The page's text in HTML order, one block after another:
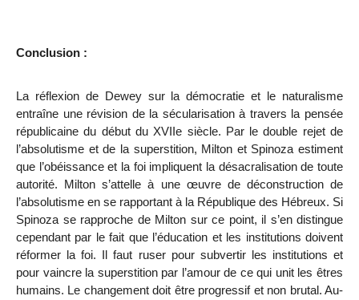
Conclusion :
La réflexion de Dewey sur la démocratie et le naturalisme
entraîne une révision de la sécularisation à travers la pensée
républicaine du début du XVIIe siècle. Par le double rejet de
l’absolutisme et de la superstition, Milton et Spinoza estiment
que l’obéissance et la foi impliquent la désacralisation de toute
autorité. Milton s’attelle à une œuvre de déconstruction de
l’absolutisme en se rapportant à la République des Hébreux. Si
Spinoza se rapproche de Milton sur ce point, il s’en distingue
cependant par le fait que l’éducation et les institutions doivent
réformer la foi. Il faut ruser pour subvertir les institutions et
pour vaincre la superstition par l’amour de ce qui unit les êtres
humains. Le changement doit être progressif et non brutal. Au-